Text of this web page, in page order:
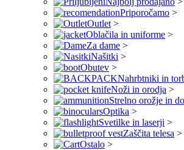
Priporočamo >
Outlet >
Oblačila in uniforme >
Za dame >
Našitki >
Obutev >
Nahrbtniki in
Noži in orodja >
Strelno orožje in
Optika >
Svetilke in laserji >
Zaščita telesa >
Ostalo >